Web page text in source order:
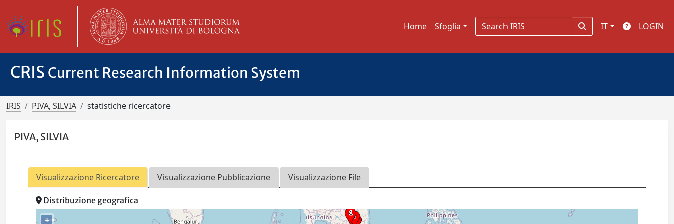
Home Sfoglia IT LOGIN
CRIS Current Research Information System
IRIS PIVA, SILVIA statistiche ricercatore
PIVA, SILVIA
Visualizzazione Ricercatore Visualizzazione Pubblicazione Visualizzazione File
Distribuzione geografica
+